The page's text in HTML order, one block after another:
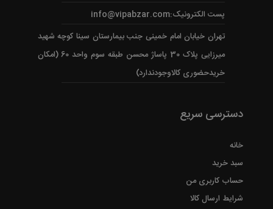
پست الکترونیک:info@vipabzar.com
تهران خیابان امام خمینی جنب بیمارستان سینا کوچه شهید
میرزایی پلاک 30 پاساژ محسن طبقه سوم واحد 60 (امکان
خریدحضوری کالاوجودندارد)
دسترسی سریع
خانه
سبد خرید
حساب کاربری من
شرایط ارسال کالا